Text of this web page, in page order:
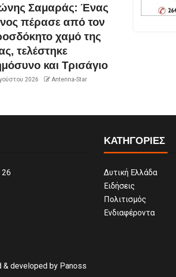
Σαμαράς: Ένας
πέρασε από τον
χαμό της
τελέστηκε
και Τρισάγιο
2026 Antenna-Star
26
ΚΑΤΗΓΟΡΙΕΣ
Δυτική Ελλάδα
Ειδήσεις
Πολιτισμός
Ενδιαφέροντα
& developed by Panoss